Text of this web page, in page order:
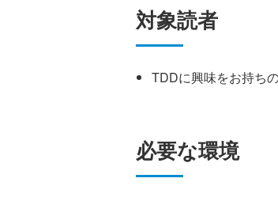
対象読者
TDDに興味をお持ち
必要な環境